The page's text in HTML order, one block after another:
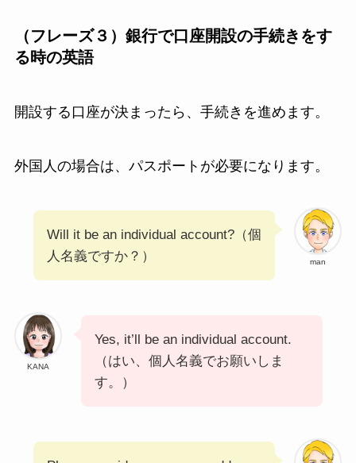
（フレーズ３）銀行で口座開設の手続きをす
る時の英語
開設する口座が決まったら、手続きを進めます。
外国人の場合は、パスポートが必要になります。
man
Will it be an individual account?（個
人名義ですか？）
KANA
Yes, it’ll be an individual account.
（はい、個人名義でお願いしま
す。）